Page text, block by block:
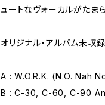
ュートなヴォーカルがたま
オリジナル・アルバム未収録
A : W.O.R.K. (N.O. Nah
B : C-30, C-60, C-90